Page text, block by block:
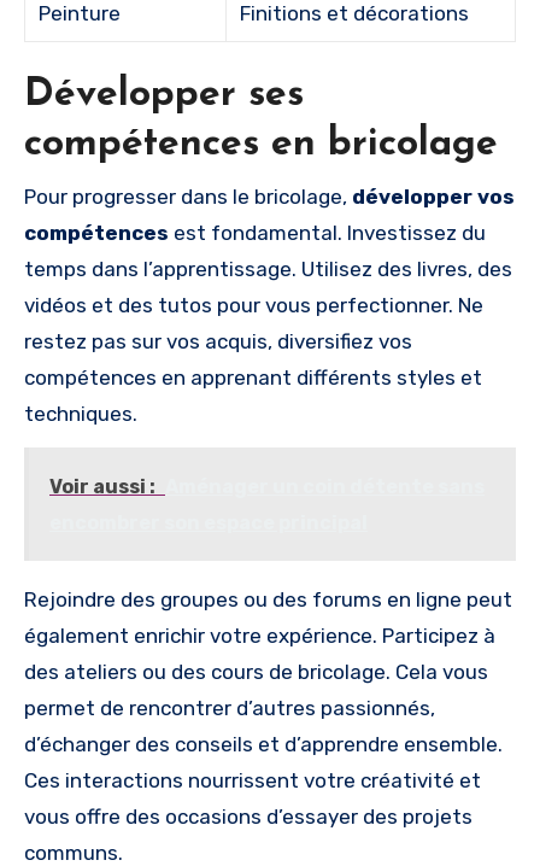
Peinture Finitions et décorations
Développer ses
compétences en bricolage
Pour progresser dans le bricolage, développer vos
compétences est fondamental. Investissez du
temps dans l’apprentissage. Utilisez des livres, des
vidéos et des tutos pour vous perfectionner. Ne
restez pas sur vos acquis, diversifiez vos
compétences en apprenant différents styles et
techniques.
Voir aussi :
Rejoindre des groupes ou des forums en ligne peut
également enrichir votre expérience. Participez à
des ateliers ou des cours de bricolage. Cela vous
permet de rencontrer d’autres passionnés,
d’échanger des conseils et d’apprendre ensemble.
Ces interactions nourrissent votre créativité et
vous offre des occasions d’essayer des projets
communs.